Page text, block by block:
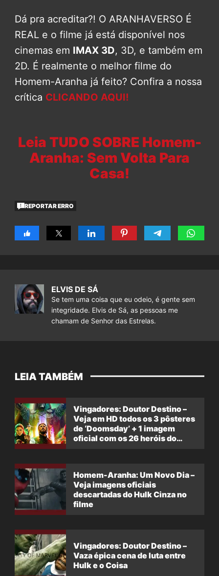
Dá pra acreditar?! O ARANHAVERSO É
REAL e o filme já está disponível nos
cinemas em IMAX 3D, 3D, e também em
2D. É realmente o melhor filme do
Homem-Aranha já feito? Confira a nossa
crítica CLICANDO AQUI!
Leia TUDO SOBRE Homem-
Aranha: Sem Volta Para
Casa!
REPORTAR ERRO
ELVIS DE SÁ
Se tem uma coisa que eu odeio, é gente sem
integridade. Elvis de Sá, as pessoas me
chamam de Senhor das Estrelas.
LEIA TAMBÉM
Vingadores: Doutor Destino –
Veja em HD todos os 3 pôsteres
de ‘Doomsday’ + 1 imagem
oficial com os 26 heróis do
Homem-Aranha: Um Novo Dia –
Veja imagens oficiais
descartadas do Hulk Cinza no
filme
Vingadores: Doutor Destino –
Vaza épica cena de luta entre
Hulk e o Coisa